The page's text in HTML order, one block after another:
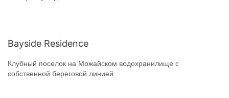
Bayside Residence
Клубный поселок на Можайском водохранилище с
собственной береговой линией